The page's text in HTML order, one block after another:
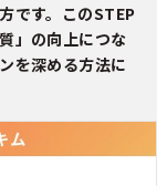
です。このSTEP
」の向上につな
を深める方法に